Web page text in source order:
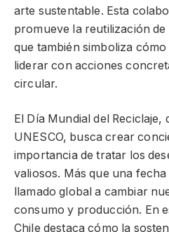
arte sustentable. Esta
promueve la reutilización
que también simboliza
liderar con acciones
circular.
El Día Mundial del
UNESCO, busca crear
importancia de tratar los
valiosos. Más que una
llamado global a cambiar
consumo y producción. En
Chile destaca cómo la